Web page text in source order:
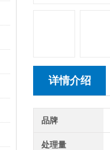
详情介绍
品牌
处理量